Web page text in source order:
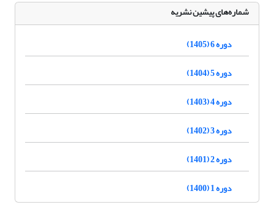
شماره‌های پیشین نشریه
دوره 6 (1405)
دوره 5 (1404)
دوره 4 (1403)
دوره 3 (1402)
دوره 2 (1401)
دوره 1 (1400)